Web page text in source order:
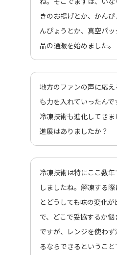
きのお揚げとか、かん
んぴょうとか、真空パ
品の通販を始めました。
地方のファンの声に応
も力を入れていったん
冷凍技術も進化してき
進展はありましたか？
冷凍技術は特にここ数
しましたね。解凍する
とどうしても味の変化が
で、どこで妥協するか
ですが、レンジを使わ
るならできるというこ